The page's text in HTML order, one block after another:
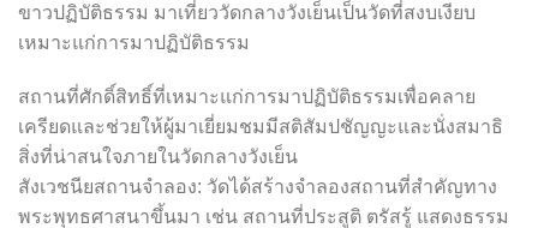
ขาวปฏิบัติธรรม มาเที่ยววัดกลางวังเย็นเป็นวัดที่สงบเงียบ
เหมาะแก่การมาปฏิบัติธรรม
สถานที่ศักดิ์สิทธิ์ที่เหมาะแก่การมาปฏิบัติธรรมเพื่อคลาย
เครียดและช่วยให้ผู้มาเยี่ยมชมมีสติสัมปชัญญะและนั่งสมาธิ
สิ่งที่น่าสนใจภายในวัดกลางวังเย็น
สังเวชนียสถานจำลอง: วัดได้สร้างจำลองสถานที่สำคัญทาง
พระพุทธศาสนาขึ้นมา เช่น สถานที่ประสูติ ตรัสรู้ แสดงธรรม